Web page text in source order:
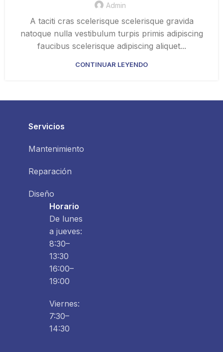
Admin
A taciti cras scelerisque scelerisque gravida
natoque nulla vestibulum turpis primis adipiscing
faucibus scelerisque adipiscing aliquet...
CONTINUAR LEYENDO
Servicios
Mantenimiento
Reparación
Diseño
Horario
De lunes
a jueves:
8:30–
13:30
16:00–
19:00
Viernes:
7:30–
14:30